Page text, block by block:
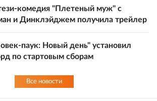
комедия "Плетеный муж" с
и Динклэйджем получила трейлер
паук: Новый день" установил
по стартовым сборам
Все новости